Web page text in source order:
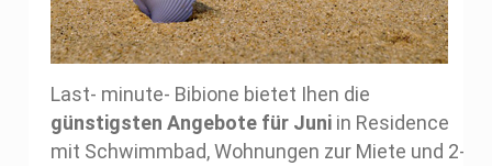
Last- minute- Bibione bietet Ihen die
günstigsten Angebote für Juni in Residence
mit Schwimmbad, Wohnungen zur Miete und 2-,